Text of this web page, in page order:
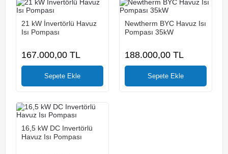
21 kW İnvertörlü Havuz
Isı Pompası
167.000,00 TL
Newtherm BYC Havuz Isı
Pompası 35kW
188.000,00 TL
16,5 kW DC Invertörlü
Havuz Isı Pompası